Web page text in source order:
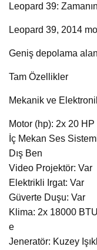
Leopard 39:
Leopard 39, 2014
Geniş depolama
Tam Özellikler
Mekanik ve
Motor (hp): 2x 20
İç Mekan Ses
Dış Ben
Video Projektör: Var
Elektrikli Irgat: Var
Güverte Duşu: Var
Klima: 2x 18000 BTU
e
Jeneratör: Kuzey